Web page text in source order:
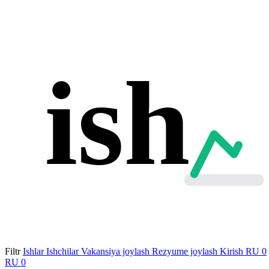
ish
Filtr Ishlar Ishchilar Vakansiya joylash Rezyume joylash Kirish RU 0
RU 0